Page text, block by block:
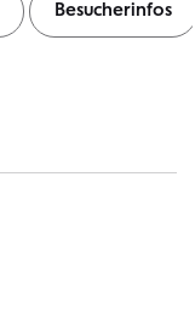
Besucherinfos